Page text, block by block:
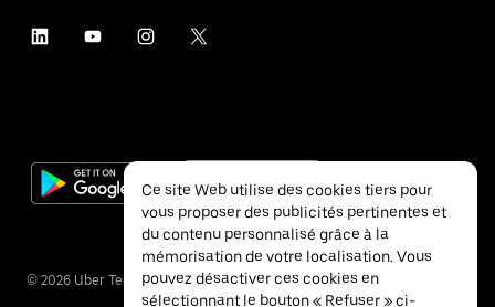
© 2026 Uber Technologies Inc.
Ce site Web utilise des cookies tiers pour
vous proposer des publicités pertinentes et
du contenu personnalisé grâce à la
mémorisation de votre localisation. Vous
pouvez désactiver ces cookies en
sélectionnant le bouton « Refuser » ci-